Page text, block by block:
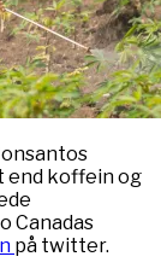
end koffein og
Canadas
på twitter.